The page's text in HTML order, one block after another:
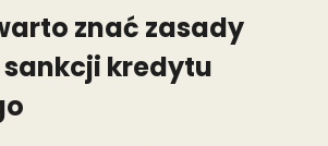
znać zasady
kredytu